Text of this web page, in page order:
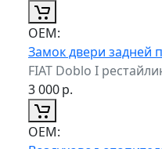
ОЕМ:
Замок двери задней
FIAT Doblo I
3 000р.
ОЕМ: